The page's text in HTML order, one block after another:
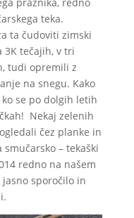
teka.
ta čudoviti zimski
tečajih, v tri
tudi opremili z
na snegu. Kako
se po dolgih letih
Nekaj zelenih
čez planke in
– tekaški
redno na našem
sporočilo in